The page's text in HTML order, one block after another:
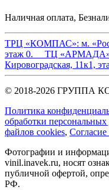
Наличная оплата,
ТРЦ «КОМПАС»: м.
этаж 0. ТЦ
Кировоградская, 11к1,
© 2018-2026
Политика
обработки
файлов cookies,
Фотографии и
vinil.inavek.ru, носят
публичной офертой,
РФ.